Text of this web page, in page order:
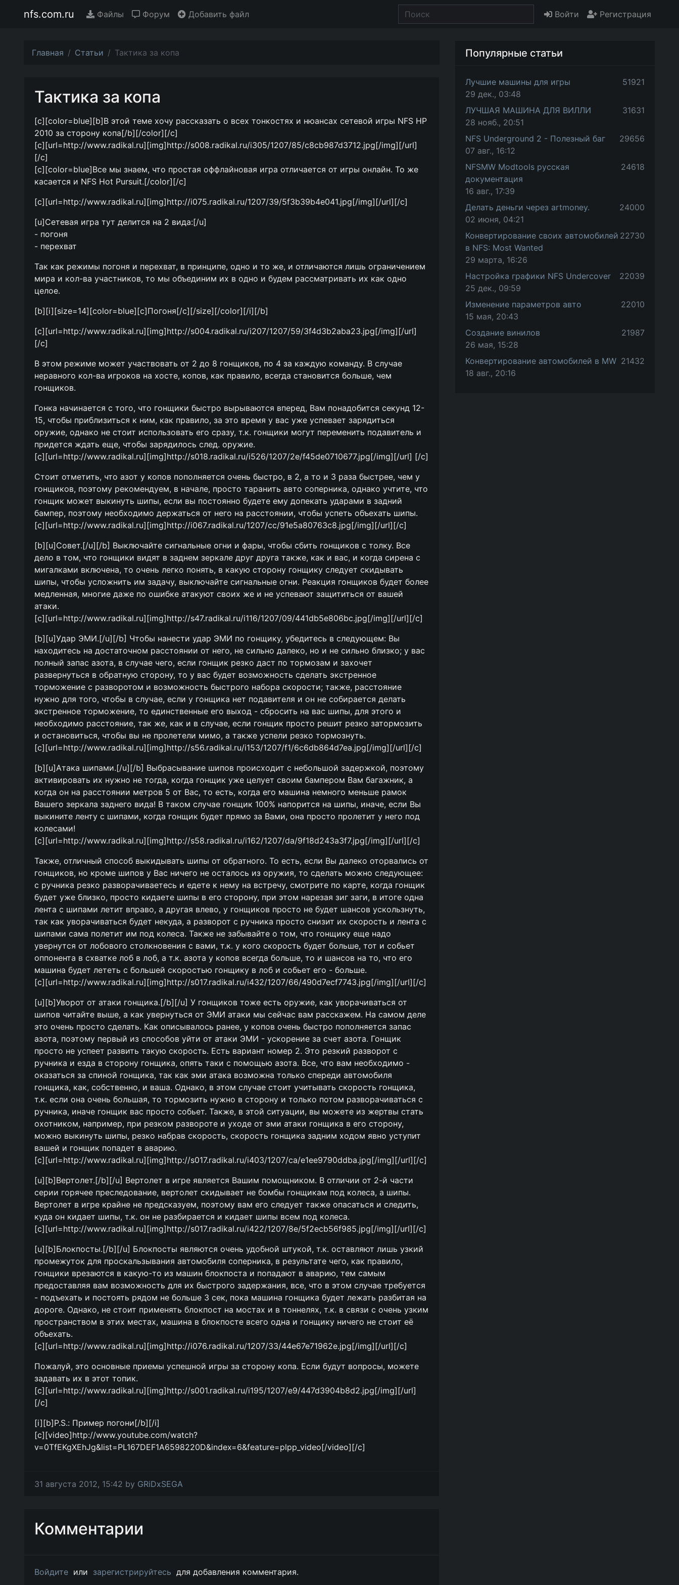
nfs.com.ru Файлы Форум Добавить файл Войти Регистрация
Главная Статьи Тактика за копа
Тактика за копа
[c][color=blue][b]В этой теме хочу рассказать о всех тонкостях и нюансах сетевой игры NFS HP
2010 за сторону копа[/b][/color][/c]
[c][url=http://www.radikal.ru][img]http://s008.radikal.ru/i305/1207/85/c8cb987d3712.jpg[/img][/url]
[/c]
[c][color=blue]Все мы знаем, что простая оффлайновая игра отличается от игры онлайн. То же
касается и NFS Hot Pursuit.[/color][/c]
[c][url=http://www.radikal.ru][img]http://i075.radikal.ru/1207/39/5f3b39b4e041.jpg[/img][/url][/c]
[u]Сетевая игра тут делится на 2 вида:[/u]
- погоня
- перехват
Так как режимы погоня и перехват, в принципе, одно и то же, и отличаются лишь ограничением
мира и кол-ва участников, то мы объединим их в одно и будем рассматривать их как одно
целое.
[b][i][size=14][color=blue][c]Погоня[/c][/size][/color][/i][/b]
[c][url=http://www.radikal.ru][img]http://s004.radikal.ru/i207/1207/59/3f4d3b2aba23.jpg[/img][/url]
[/c]
В этом режиме может участвовать от 2 до 8 гонщиков, по 4 за каждую команду. В случае
неравного кол-ва игроков на хосте, копов, как правило, всегда становится больше, чем
гонщиков.
Гонка начинается с того, что гонщики быстро вырываются вперед, Вам понадобится секунд 12-
15, чтобы приблизиться к ним, как правило, за это время у вас уже успевает зарядиться
оружие, однако не стоит использовать его сразу, т.к. гонщики могут переменить подавитель и
придется ждать еще, чтобы зарядилось след. оружие.
[c][url=http://www.radikal.ru][img]http://s018.radikal.ru/i526/1207/2e/f45de0710677.jpg[/img][/url] [/c]
Стоит отметить, что азот у копов пополняется очень быстро, в 2, а то и 3 раза быстрее, чем у
гонщиков, поэтому рекомендуем, в начале, просто таранить авто соперника, однако учтите, что
гонщик может выкинуть шипы, если вы постоянно будете ему допекать ударами в задний
бампер, поэтому необходимо держаться от него на расстоянии, чтобы успеть объехать шипы.
[c][url=http://www.radikal.ru][img]http://i067.radikal.ru/1207/cc/91e5a80763c8.jpg[/img][/url][/c]
[b][u]Совет.[/u][/b] Выключайте сигнальные огни и фары, чтобы сбить гонщиков с толку. Все
дело в том, что гонщики видят в заднем зеркале друг друга также, как и вас, и когда сирена с
мигалками включена, то очень легко понять, в какую сторону гонщику следует скидывать
шипы, чтобы усложнить им задачу, выключайте сигнальные огни. Реакция гонщиков будет более
медленная, многие даже по ошибке атакуют своих же и не успевают защититься от вашей
атаки.
[c][url=http://www.radikal.ru][img]http://s47.radikal.ru/i116/1207/09/441db5e806bc.jpg[/img][/url][/c]
[b][u]Удар ЭМИ.[/u][/b] Чтобы нанести удар ЭМИ по гонщику, убедитесь в следующем: Вы
находитесь на достаточном расстоянии от него, не сильно далеко, но и не сильно близко; у вас
полный запас азота, в случае чего, если гонщик резко даст по тормозам и захочет
развернуться в обратную сторону, то у вас будет возможность сделать экстренное
торможение с разворотом и возможность быстрого набора скорости; также, расстояние
нужно для того, чтобы в случае, если у гонщика нет подавителя и он не собирается делать
экстренное торможение, то единственные его выход - сбросить на вас шипы, для этого и
необходимо расстояние, так же, как и в случае, если гонщик просто решит резко затормозить
и остановиться, чтобы вы не пролетели мимо, а также успели резко тормознуть.
[c][url=http://www.radikal.ru][img]http://s56.radikal.ru/i153/1207/f1/6c6db864d7ea.jpg[/img][/url][/c]
[b][u]Атака шипами.[/u][/b] Выбрасывание шипов происходит с небольшой задержкой, поэтому
активировать их нужно не тогда, когда гонщик уже целует своим бампером Вам багажник, а
когда он на расстоянии метров 5 от Вас, то есть, когда его машина немного меньше рамок
Вашего зеркала заднего вида! В таком случае гонщик 100% напорится на шипы, иначе, если Вы
выкините ленту с шипами, когда гонщик будет прямо за Вами, она просто пролетит у него под
колесами!
[c][url=http://www.radikal.ru][img]http://s58.radikal.ru/i162/1207/da/9f18d243a3f7.jpg[/img][/url][/c]
Также, отличный способ выкидывать шипы от обратного. То есть, если Вы далеко оторвались от
гонщиков, но кроме шипов у Вас ничего не осталось из оружия, то сделать можно следующее:
с ручника резко разворачиваетесь и едете к нему на встречу, смотрите по карте, когда гонщик
будет уже близко, просто кидаете шипы в его сторону, при этом нарезая зиг заги, в итоге одна
лента с шипами летит вправо, а другая влево, у гонщиков просто не будет шансов ускользнуть,
так как уворачиваться будет некуда, а разворот с ручника просто снизит их скорость и лента с
шипами сама полетит им под колеса. Также не забывайте о том, что гонщику еще надо
увернутся от лобового столкновения с вами, т.к. у кого скорость будет больше, тот и собьет
оппонента в схватке лоб в лоб, а т.к. азота у копов всегда больше, то и шансов на то, что его
машина будет лететь с большей скоростью гонщику в лоб и собьет его - больше.
[c][url=http://www.radikal.ru][img]http://s017.radikal.ru/i432/1207/66/490d7ecf7743.jpg[/img][/url][/c]
[u][b]Уворот от атаки гонщика.[/b][/u] У гонщиков тоже есть оружие, как уворачиваться от
шипов читайте выше, а как увернуться от ЭМИ атаки мы сейчас вам расскажем. На самом деле
это очень просто сделать. Как описывалось ранее, у копов очень быстро пополняется запас
азота, поэтому первый из способов уйти от атаки ЭМИ - ускорение за счет азота. Гонщик
просто не успеет развить такую скорость. Есть вариант номер 2. Это резкий разворот с
ручника и езда в сторону гонщика, опять таки с помощью азота. Все, что вам необходимо -
оказаться за спиной гонщика, так как эми атака возможна только спереди автомобиля
гонщика, как, собственно, и ваша. Однако, в этом случае стоит учитывать скорость гонщика,
т.к. если она очень большая, то тормозить нужно в сторону и только потом разворачиваться с
ручника, иначе гонщик вас просто собьет. Также, в этой ситуации, вы можете из жертвы стать
охотником, например, при резком развороте и уходе от эми атаки гонщика в его сторону,
можно выкинуть шипы, резко набрав скорость, скорость гонщика задним ходом явно уступит
вашей и гонщик попадет в аварию.
[c][url=http://www.radikal.ru][img]http://s017.radikal.ru/i403/1207/ca/e1ee9790ddba.jpg[/img][/url][/c]
[u][b]Вертолет.[/b][/u] Вертолет в игре является Вашим помощником. В отличии от 2-й части
серии горячее преследование, вертолет скидывает не бомбы гонщикам под колеса, а шипы.
Вертолет в игре крайне не предсказуем, поэтому вам его следует также опасаться и следить,
куда он кидает шипы, т.к. он не разбирается и кидает шипы всем под колеса.
[c][url=http://www.radikal.ru][img]http://s017.radikal.ru/i422/1207/8e/5f2ecb56f985.jpg[/img][/url][/c]
[u][b]Блокпосты.[/b][/u] Блокпосты являются очень удобной штукой, т.к. оставляют лишь узкий
промежуток для проскальзывания автомобиля соперника, в результате чего, как правило,
гонщики врезаются в какую-то из машин блокпоста и попадают в аварию, тем самым
предоставляя вам возможность для их быстрого задержания, все, что в этом случае требуется
- подъехать и постоять рядом не больше 3 сек, пока машина гонщика будет лежать разбитая на
дороге. Однако, не стоит применять блокпост на мостах и в тоннелях, т.к. в связи с очень узким
пространством в этих местах, машина в блокпосте всего одна и гонщику ничего не стоит её
объехать.
[c][url=http://www.radikal.ru][img]http://i076.radikal.ru/1207/33/44e67e71962e.jpg[/img][/url][/c]
Пожалуй, это основные приемы успешной игры за сторону копа. Если будут вопросы, можете
задавать их в этот топик.
[c][url=http://www.radikal.ru][img]http://s001.radikal.ru/i195/1207/e9/447d3904b8d2.jpg[/img][/url]
[/c]
[i][b]P.S.: Пример погони[/b][/i]
[c][video]http://www.youtube.com/watch?
v=0TfEKgXEhJg&list=PL167DEF1A6598220D&index=6&feature=plpp_video[/video][/c]
31 августа 2012, 15:42 by GRiDxSEGA
Комментарии
Войдите или зарегистрируйтесь для добавления комментария.
Популярные статьи
Лучшие машины для игры
29 дек., 03:48
51921
ЛУЧШАЯ МАШИНА ДЛЯ ВИЛЛИ
28 нояб., 20:51
31631
NFS Underground 2 - Полезный баг
07 авг., 16:12
29656
NFSMW Modtools русская
документация
16 авг., 17:39
24618
Делать деньги через artmoney.
02 июня, 04:21
24000
Конвертирование своих автомобилей
в NFS: Most Wanted
29 марта, 16:26
22730
Настройка графики NFS Undercover
25 дек., 09:59
22039
Изменение параметров авто
15 мая, 20:43
22010
Создание винилов
26 мая, 15:28
21987
Конвертирование автомобилей в MW
18 авг., 20:16
21432